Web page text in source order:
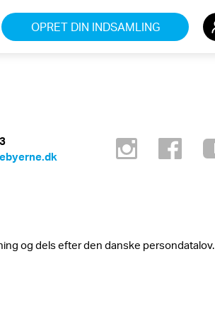
OPRET DIN INDSAMLING
og dels efter den danske persondatalov.